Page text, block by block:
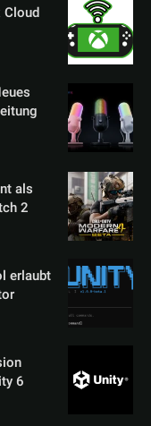
Cloud
als
2
erlaubt
6